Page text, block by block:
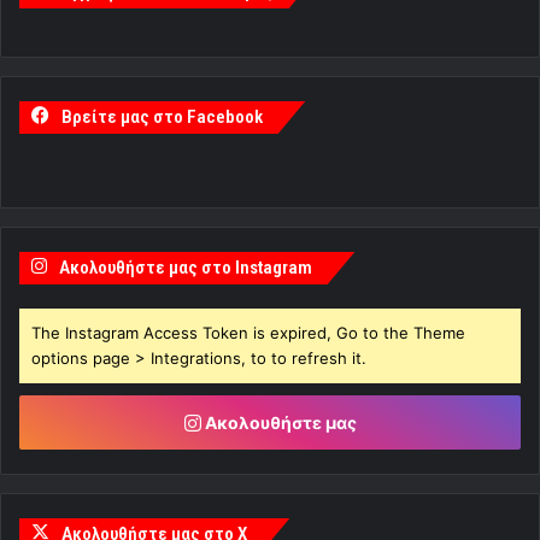
Βρείτε μας στο Facebook
Ακολουθήστε μας στο Instagram
The Instagram Access Token is expired, Go to the Theme
options page > Integrations, to to refresh it.
Ακολουθήστε μας
Ακολουθήστε μας στο X